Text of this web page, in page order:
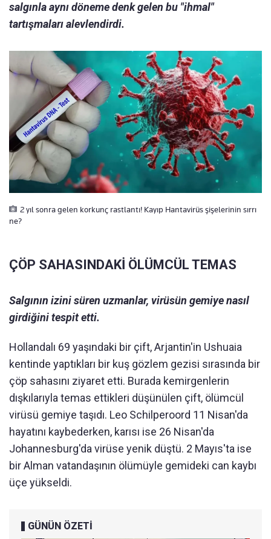
salgınla aynı döneme denk gelen bu "ihmal"
tartışmaları alevlendirdi.
2 yıl sonra gelen korkunç rastlantı! Kayıp Hantavirüs şişelerinin sırrı
ne?
ÇÖP SAHASINDAKİ ÖLÜMCÜL TEMAS
Salgının izini süren uzmanlar, virüsün gemiye nasıl
girdiğini tespit etti.
Hollandalı 69 yaşındaki bir çift, Arjantin'in Ushuaia
kentinde yaptıkları bir kuş gözlem gezisi sırasında bir
çöp sahasını ziyaret etti. Burada kemirgenlerin
dışkılarıyla temas ettikleri düşünülen çift, ölümcül
virüsü gemiye taşıdı. Leo Schilperoord 11 Nisan'da
hayatını kaybederken, karısı ise 26 Nisan'da
Johannesburg'da virüse yenik düştü. 2 Mayıs'ta ise
bir Alman vatandaşının ölümüyle gemideki can kaybı
üçe yükseldi.
GÜNÜN ÖZETİ